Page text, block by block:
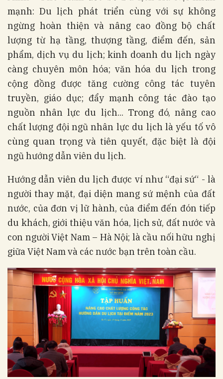
mạnh: Du lịch phát triển cùng với sự không
ngừng hoàn thiện và nâng cao đồng bộ chất
lượng từ hạ tầng, thượng tầng, điểm đến, sản
phẩm, dịch vụ du lịch; kinh doanh du lịch ngày
càng chuyên môn hóa; văn hóa du lịch trong
cộng đồng được tăng cường công tác tuyên
truyền, giáo dục; đẩy mạnh công tác đào tạo
nguồn nhân lực du lịch... Trong đó, nâng cao
chất lượng đội ngũ nhân lực du lịch là yếu tố vô
cùng quan trọng và tiên quyết, đặc biệt là đội
ngũ hướng dẫn viên du lịch.
Hướng dẫn viên du lịch được ví như “đại sứ“ - là
người thay mặt, đại diện mang sứ mệnh của đất
nước, của đơn vị lữ hành, của điểm đến đón tiếp
du khách, giới thiệu văn hóa, lịch sử, đất nước và
con người Việt Nam – Hà Nội; là cầu nối hữu nghị
giữa Việt Nam và các nước bạn trên toàn cầu.